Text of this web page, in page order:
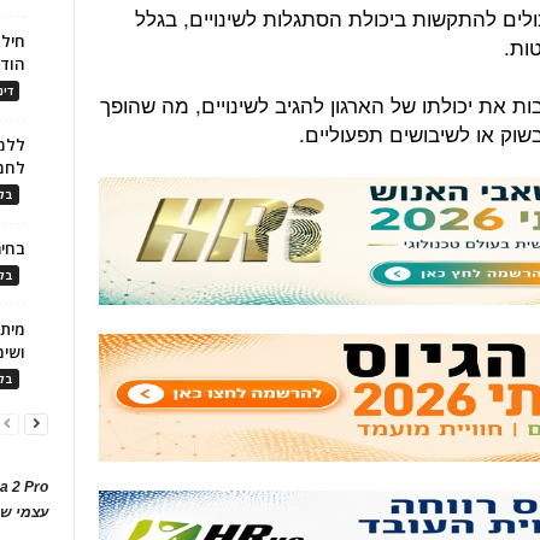
להתקשות ביכולת הסתגלות לשינויים, בגלל
את יכולתו של הארגון להגיב לשינויים, מה שהופך
או לשיבושים תפעוליים.
2 Pro
עצמי